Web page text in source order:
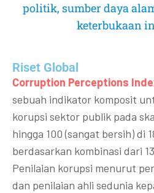
politik, sumber daya
keterbukaan
Riset Global​
Corruption Perceptions
sebuah indikator komposit
korupsi sektor publik pada
hingga 100 (sangat bersih) di
berdasarkan kombinasi dari
Penilaian korupsi menurut
dan penilaian ahli sedunia